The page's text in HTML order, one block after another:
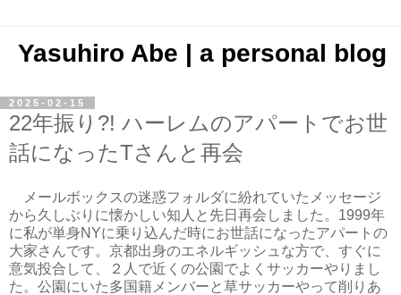
Yasuhiro Abe | a personal blog
2025-02-15
22年振り?! ハーレムのアパートでお世
話になったTさんと再会
メールボックスの迷惑フォルダに紛れていたメッセージ
から久しぶりに懐かしい知人と先日再会しました。1999年
に私が単身NYに乗り込んだ時にお世話になったアパートの
大家さんです。京都出身のエネルギッシュな方で、すぐに
意気投合して、２人で近くの公園でよくサッカーやりまし
た。公園にいた多国籍メンバーと草サッカーやって削りあ